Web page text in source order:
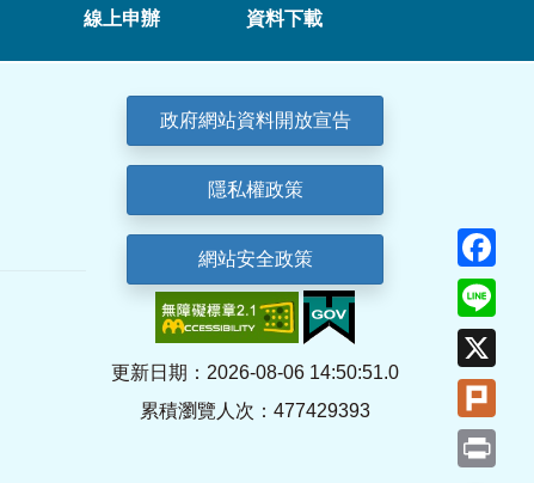
線上申辦 資料下載
政府網站資料開放宣告
隱私權政策
網站安全政策
更新日期：2026-08-06 14:50:51.0
累積瀏覽人次：477429393